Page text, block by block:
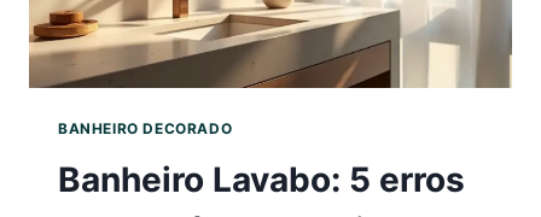
BANHEIRO DECORADO
Banheiro Lavabo: 5 erros